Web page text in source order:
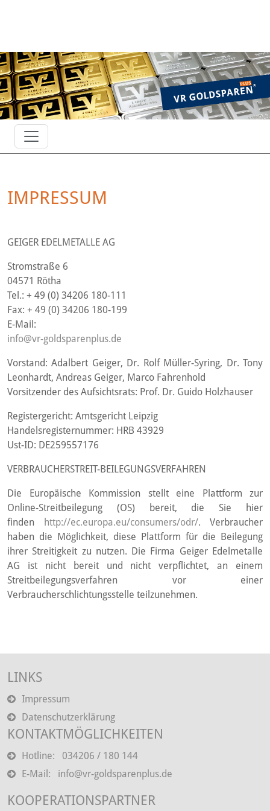
Toggle navigation
IMPRESSUM
GEIGER EDELMETALLE AG
Stromstraße 6
04571 Rötha
Tel.: + 49 (0) 34206 180-111
Fax: + 49 (0) 34206 180-199
E-Mail:
info@vr-goldsparenplus.de
Vorstand: Adalbert Geiger, Dr. Rolf Müller-Syring, Dr. Tony
Leonhardt, Andreas Geiger, Marco Fahrenhold
Vorsitzender des Aufsichtsrats: Prof. Dr. Guido Holzhauser
Registergericht: Amtsgericht Leipzig
Handelsregisternummer: HRB 43929
Ust-ID: DE259557176
VERBRAUCHERSTREIT-BEILEGUNGSVERFAHREN
Die Europäische Kommission stellt eine Plattform zur
Online-Streitbeilegung (OS) bereit, die Sie hier
finden
http://ec.europa.eu/consumers/odr/. Verbraucher
haben die Möglichkeit, diese Plattform für die Beilegung
ihrer Streitigkeit zu nutzen. Die Firma Geiger Edelmetalle
AG ist nicht bereit und nicht verpflichtet, an einem
Streitbeilegungsverfahren vor einer
Verbraucherschlichtungsstelle teilzunehmen.
LINKS
Impressum
Datenschutzerklärung
KONTAKTMÖGLICHKEITEN
Hotline: 034206 / 180 144
E-Mail: info@vr-goldsparenplus.de
KOOPERATIONSPARTNER